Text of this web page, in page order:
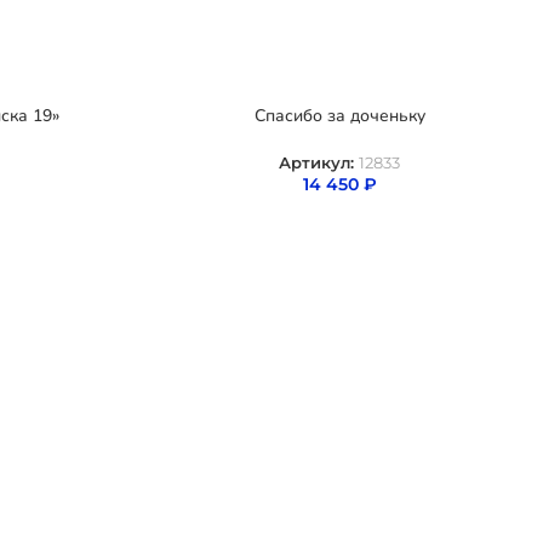
19» Спасибо за доченьку
Артикул: 12833
14 450 ₽